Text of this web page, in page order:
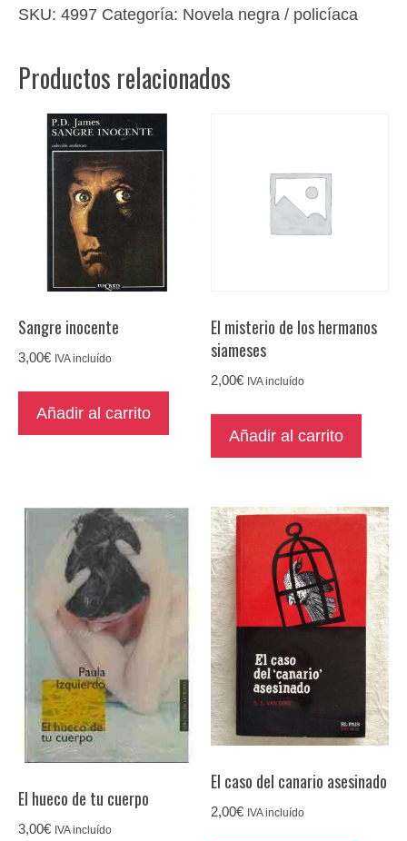
SKU: 4997 Categoría: Novela negra / policíaca
Productos relacionados
Sangre inocente
3,00€ IVA incluído
Añadir al carrito
El misterio de los hermanos
siameses
2,00€ IVA incluído
Añadir al carrito
El hueco de tu cuerpo
3,00€ IVA incluído
El caso del canario asesinado
2,00€ IVA incluído